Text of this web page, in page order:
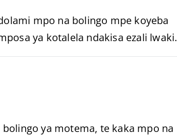
mpo na bolingo mpe koyeba
ya kotalela ndakisa ezali lwaki.
ya motema, te kaka mpo na